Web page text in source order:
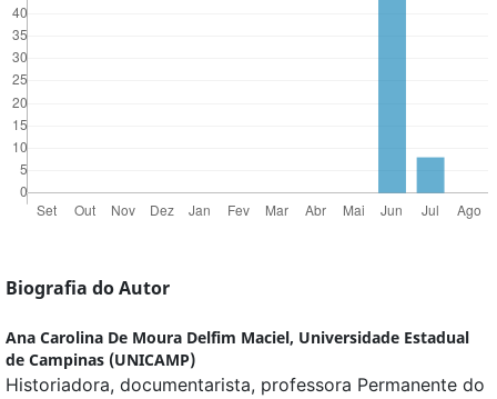
Biografia do Autor
Ana Carolina De Moura Delfim Maciel, Universidade Estadual
de Campinas (UNICAMP)
Historiadora, documentarista, professora Permanente do